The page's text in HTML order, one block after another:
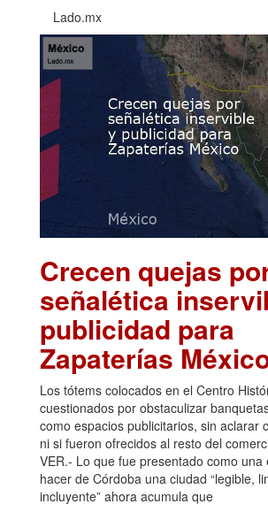
Lado.mx
Crecen quejas
señalética
publicidad para
Zapaterías
Los tótems colocados en el Centro
cuestionados por obstaculizar
como espacios publicitarios, sin aclarar
ni si fueron ofrecidos al resto del
VER.- Lo que fue presentado como una
hacer de Córdoba una ciudad “legible,
incluyente” ahora acumula que